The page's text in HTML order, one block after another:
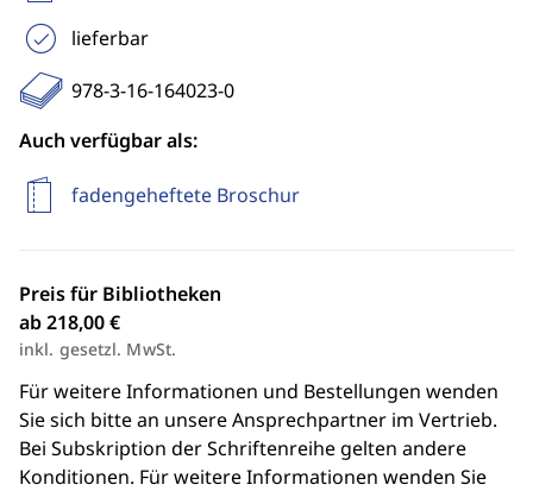
lieferbar
978-3-16-164023-0
Auch verfügbar als:
fadengeheftete Broschur
Preis für Bibliotheken
ab 218,00 €
inkl. gesetzl. MwSt.
Für weitere Informationen und Bestellungen wenden
Sie sich bitte an unsere Ansprechpartner im Vertrieb.
Bei Subskription der Schriftenreihe gelten andere
Konditionen. Für weitere Informationen wenden Sie